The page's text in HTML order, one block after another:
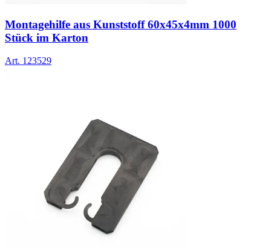
Montagehilfe aus Kunststoff 60x45x4mm 1000
Stück im Karton
Art. 123529